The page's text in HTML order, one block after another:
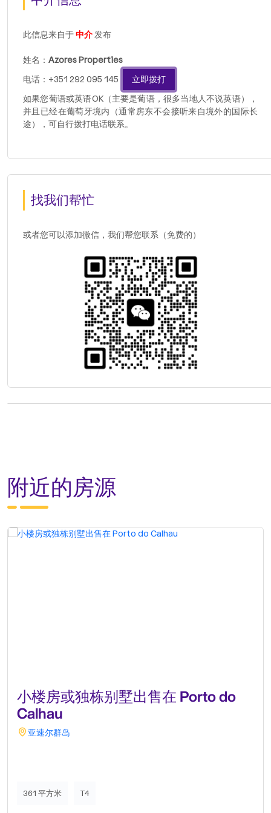
此信息来自于中介发布
姓名： Azores Properties
电话：+351 292 095 145
立即拨打
如果您葡语或英语OK（主要是葡语，很多当地人不说英语），
并且已经在葡萄牙境内（通常房东不会接听来自境外的国际长
途），可自行拨打电话联系。
找我们帮忙
或者您可以添加微信，我们帮您联系（免费的）
附近的房源
小楼房或独栋别墅出售在 Porto do
Calhau
亚速尔群岛
361 平方米 T4